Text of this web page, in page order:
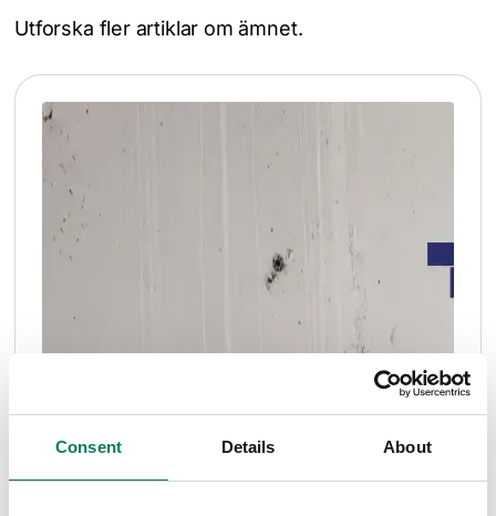
Consent Details About
Utforska fler artiklar om ämnet.